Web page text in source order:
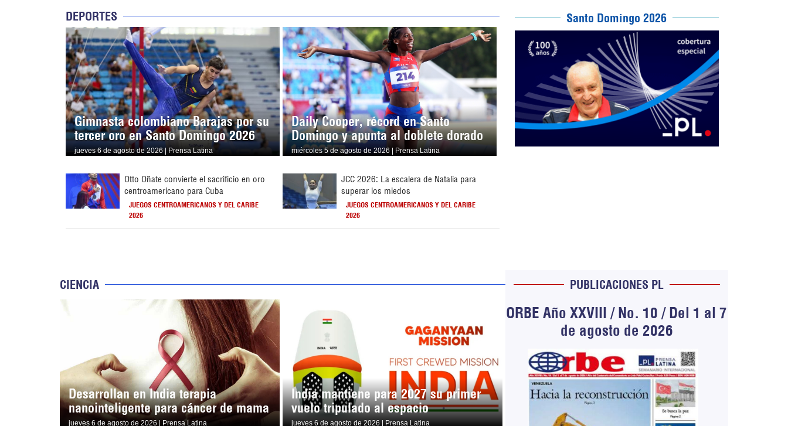
DEPORTES
Gimnasta colombiano Barajas por su
tercer oro en Santo Domingo 2026
jueves 6 de agosto de 2026 | Prensa Latina
Daily Cooper, récord en Santo
Domingo y apunta al doblete dorado
miércoles 5 de agosto de 2026 | Prensa Latina
Otto Oñate convierte el sacrificio en oro
centroamericano para Cuba
JUEGOS CENTROAMERICANOS Y DEL CARIBE
2026
JCC 2026: La escalera de Natalia para
superar los miedos
JUEGOS CENTROAMERICANOS Y DEL CARIBE
2026
Santo Domingo 2026
CIENCIA
Desarrollan en India terapia
nanointeligente para cáncer de mama
jueves 6 de agosto de 2026 | Prensa Latina
India mantiene para 2027 su primer
vuelo tripulado al espacio
jueves 6 de agosto de 2026 | Prensa Latina
PUBLICACIONES PL
ORBE Año XXVIII / No. 10 / Del 1 al 7
de agosto de 2026